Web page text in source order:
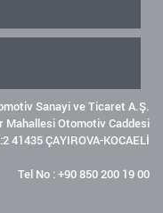
Sanayi ve Ticaret A.Ş.
Mahallesi Otomotiv Caddesi
41435 ÇAYIROVA-KOCAELİ
Tel No : +90 850 200 19 00